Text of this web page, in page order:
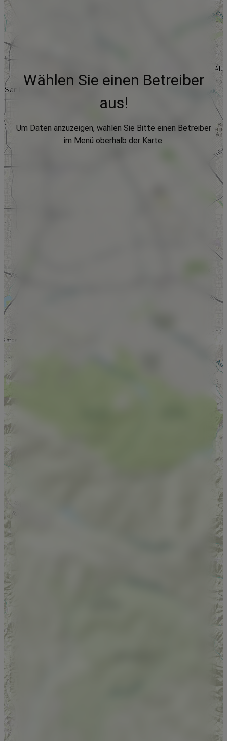
Wählen Sie einen Betreiber
aus!
Um Daten anzuzeigen, wählen Sie Bitte einen Betreiber
im Menü oberhalb der Karte.